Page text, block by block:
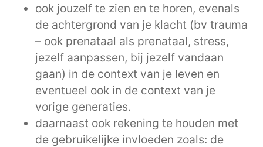
ook jouzelf te zien en te horen, evenals
de achtergrond van je klacht (bv trauma
– ook prenataal als prenataal, stress,
jezelf aanpassen, bij jezelf vandaan
gaan) in de context van je leven en
eventueel ook in de context van je
vorige generaties.
daarnaast ook rekening te houden met
de gebruikelijke invloeden zoals: de